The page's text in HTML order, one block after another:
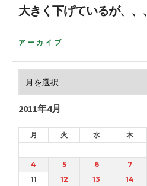
大きく下げているが、、、
アーカイブ
2011年4月
月 火 水 木
4
5 6 7
11
12 13 14